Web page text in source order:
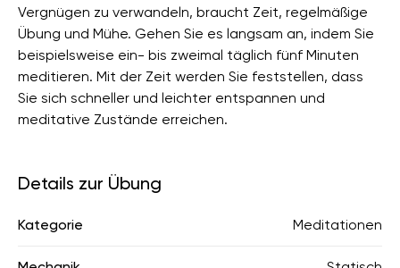
Vergnügen zu verwandeln, braucht Zeit, regelmäßige
Übung und Mühe. Gehen Sie es langsam an, indem Sie
beispielsweise ein- bis zweimal täglich fünf Minuten
meditieren. Mit der Zeit werden Sie feststellen, dass
Sie sich schneller und leichter entspannen und
meditative Zustände erreichen.
Details zur Übung
Kategorie Meditationen